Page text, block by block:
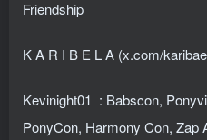
Friendship
K A R I B E L A (x.com/
Kevinight01 : Babscon,
PonyCon, Harmony Con, Zap